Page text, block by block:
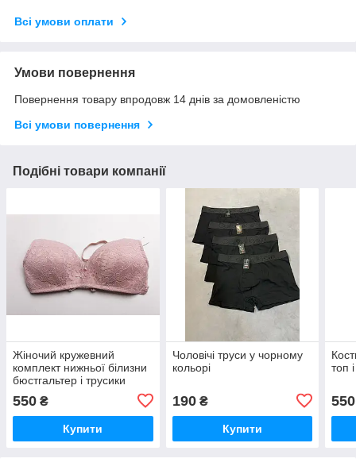
Всі умови оплати
Умови повернення
Повернення товару впродовж 14 днів за домовленістю
Всі умови повернення
Подібні товари компанії
Жіночий кружевний
комплект нижньої білизни
бюстгальтер і трусики
550 ₴
Купити
Чоловічі труси у чорному
кольорі
190₴
Купити
топ
550